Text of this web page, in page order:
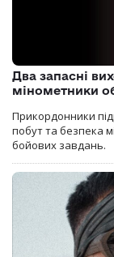
Два запасні
мінометники
Прикордонники
побут та безпека
бойових завдань.